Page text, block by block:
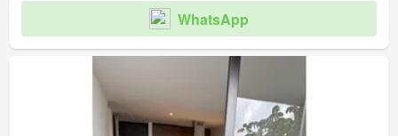
WhatsApp